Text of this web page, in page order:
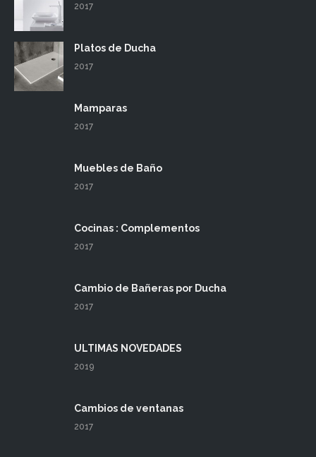
2017
Platos de Ducha
2017
Mamparas
2017
Muebles de Baño
2017
Cocinas : Complementos
2017
Cambio de Bañeras por Ducha
2017
ULTIMAS NOVEDADES
2019
Cambios de ventanas
2017